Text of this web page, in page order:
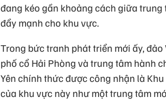
đang kéo gần khoảng cách giữa
đẩy mạnh cho khu vực.
Trong bức tranh phát triển mới ấy,
phố cổ Hải Phòng và trung tâm hành
Yên chính thức được công nhận là
của khu vực này như một trung tâm